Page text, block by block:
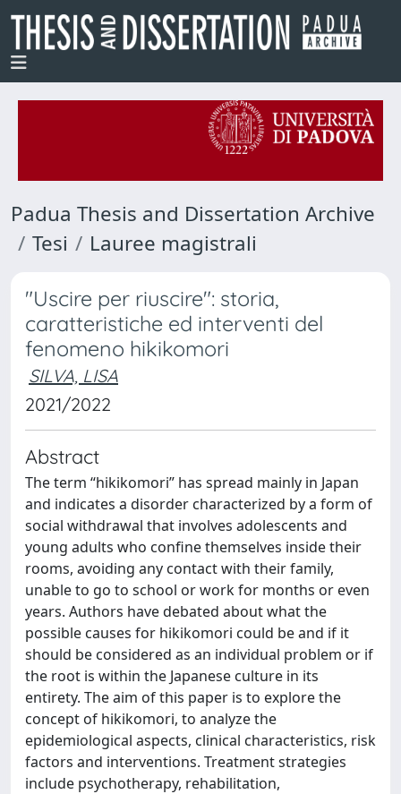
Padua Thesis and Dissertation Archive
Tesi
Lauree magistrali
"Uscire per riuscire": storia,
caratteristiche ed interventi del
fenomeno hikikomori
SILVA, LISA
2021/2022
Abstract
The term “hikikomori” has spread mainly in Japan
and indicates a disorder characterized by a form of
social withdrawal that involves adolescents and
young adults who confine themselves inside their
rooms, avoiding any contact with their family,
unable to go to school or work for months or even
years. Authors have debated about what the
possible causes for hikikomori could be and if it
should be considered as an individual problem or if
the root is within the Japanese culture in its
entirety. The aim of this paper is to explore the
concept of hikikomori, to analyze the
epidemiological aspects, clinical characteristics, risk
factors and interventions. Treatment strategies
include psychotherapy, rehabilitation,